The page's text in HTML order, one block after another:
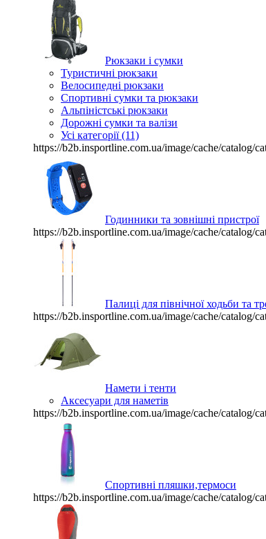
Рюкзаки і сумки
Туристичні рюкзаки
Велосипедні рюкзаки
Спортивні сумки та рюкзаки
Альпіністські рюкзаки
Дорожні сумки та валізи
Усі категорії (11)
https://b2b.insportline.com.ua/image/cache/catalog/
Годинники та зовнішні пристрої
https://b2b.insportline.com.ua/image/cache/catalog/
Палиці для північної ходьби та
https://b2b.insportline.com.ua/image/cache/catalog/
Намети і тенти
Аксесуари для наметів
https://b2b.insportline.com.ua/image/cache/catalog/
Спортивні пляшки,термоси
https://b2b.insportline.com.ua/image/cache/catalog/